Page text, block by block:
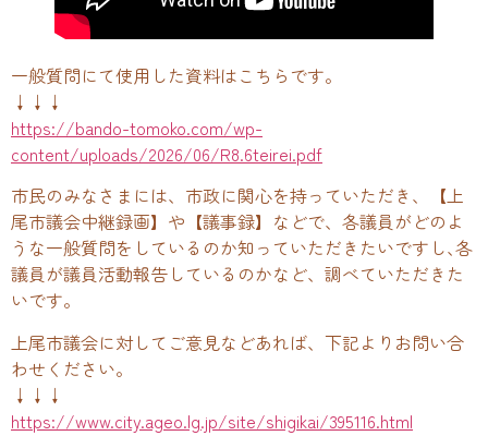
一般質問にて使用した資料はこちらです。
↓↓↓
https://bando-tomoko.com/wp-
content/uploads/2026/06/R8.6teirei.pdf
市民のみなさまには、市政に関心を持っていただき、【上
尾市議会中継録画】や【議事録】などで、各議員がどのよ
うな一般質問をしているのか知っていただきたいですし､各
議員が議員活動報告しているのかなど、調べていただきた
いです。
上尾市議会に対してご意見などあれば、下記よりお問い合
わせください。
↓↓↓
https://www.city.ageo.lg.jp/site/shigikai/395116.html